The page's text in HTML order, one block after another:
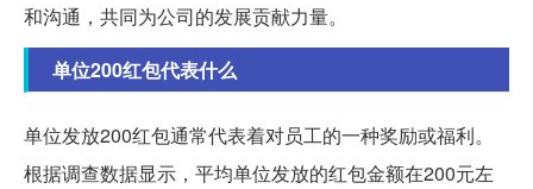
和沟通，共同为公司的发展贡献力量。
单位200红包代表什么
单位发放200红包通常代表着对员工的一种奖励或福利。
根据调查数据显示，平均单位发放的红包金额在200元左